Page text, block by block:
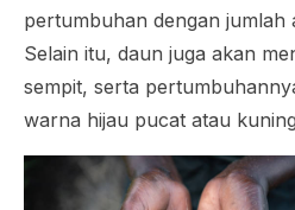
pertumbuhan dengan jumlah
Selain itu, daun juga akan
sempit, serta
warna hijau pucat atau